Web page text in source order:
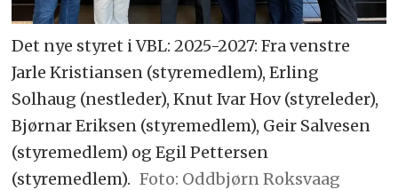
Det nye styret i VBL: 2025-2027: Fra venstre
Jarle Kristiansen (styremedlem), Erling
Solhaug (nestleder), Knut Ivar Hov (styreleder),
Bjørnar Eriksen (styremedlem), Geir Salvesen
(styremedlem) og Egil Pettersen
(styremedlem). Foto: Oddbjørn Roksvaag